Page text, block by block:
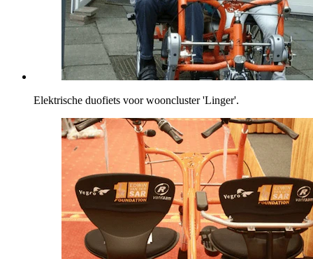
Elektrische duofiets voor wooncluster 'Linger'.